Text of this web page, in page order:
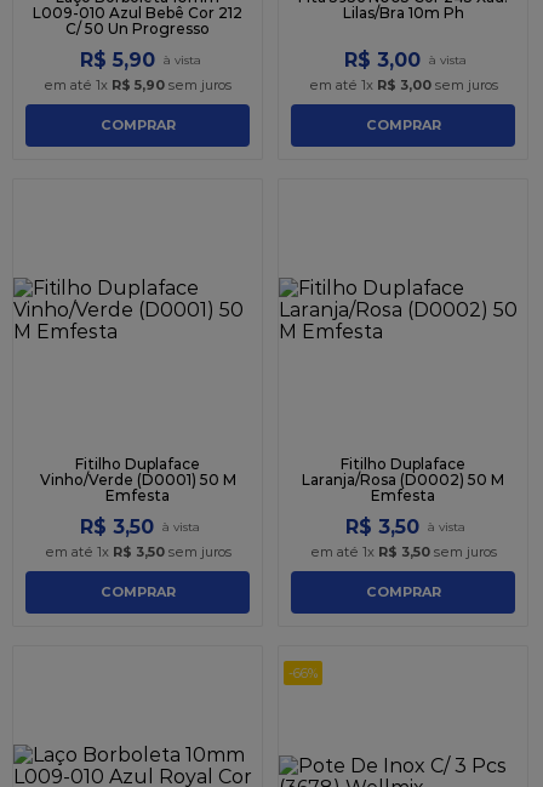
L009-010 Azul Bebê Cor 212
C/ 50 Un Progresso
R$ 5,90
em até 1x R$ 5,90 sem juros
COMPRAR
Lilas/Bra 10m Ph
R$ 3,00
em até 1x R$ 3,00sem juros
COMPRAR
Fitilho Duplaface
Vinho/Verde (D0001) 50 M
Emfesta
R$ 3,50
em até 1x R$ 3,50sem juros
COMPRAR
Fitilho Duplaface
Laranja/Rosa (D0002) 50 M
Emfesta
R$ 3,50
em até 1x R$ 3,50sem juros
COMPRAR
-66%